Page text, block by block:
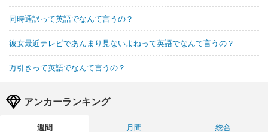
同時通訳って英語でなんて言うの？
彼女最近テレビであんまり見ないよねって英語でなんて言うの？
万引きって英語でなんて言うの？
アンカーランキング
週間 月間
総合